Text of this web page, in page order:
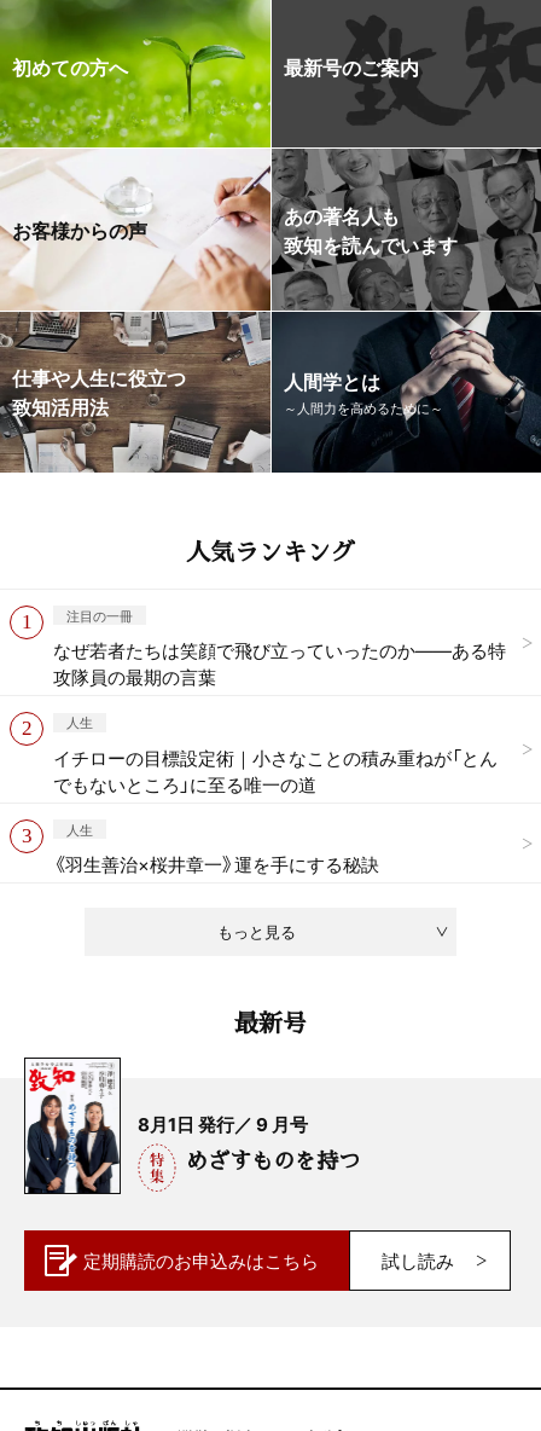
初めての方へ 最新号のご案内
お客様からの声
あの著名人も
致知を読んでいます
仕事や人生に役立つ
致知活用法
人間学とは
～人間力を高めるために～
人気ランキング
もっと見る
注目の一冊
なぜ若者たちは笑顔で飛び立っていったのか——ある特
攻隊員の最期の言葉
人生
イチローの目標設定術｜小さなことの積み重ねが「とん
でもないところ」に至る唯一の道
人生
《羽生善治×桜井章一》運を手にする秘訣
最新号
8月1日 発行／ 9 月号
めざすものを持つ
定期購読のお申込みはこちら 試し読み